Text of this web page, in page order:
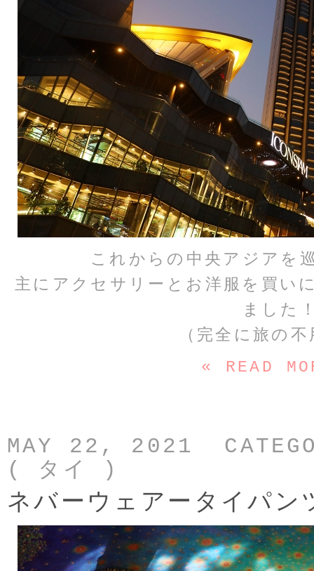
これからの中央アジアを
主にアクセサリーとお洋服を買い
ました
（完全に旅の
« READ
MAY 22, 2021
( タイ )
ネバーウェアータイパン